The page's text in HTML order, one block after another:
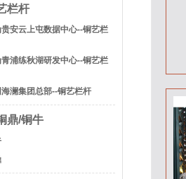
栏杆
安云上屯数据中心--铜艺栏
浦练秋湖研发中心--铜艺栏
澜集团总部--铜艺栏杆
鼎/铜牛